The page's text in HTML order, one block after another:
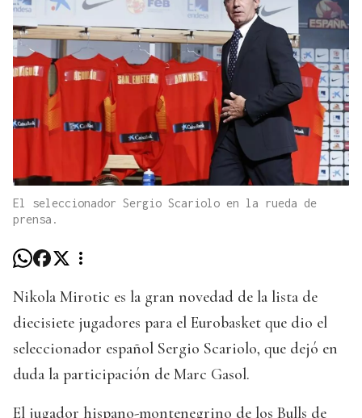
El seleccionador Sergio Scariolo en la rueda de
prensa.
Nikola Mirotic es la gran novedad de la lista de
diecisiete jugadores para el Eurobasket que dio el
seleccionador español Sergio Scariolo, que dejó en
duda la participación de Marc Gasol.
El jugador hispano-montenegrino de los Bulls de